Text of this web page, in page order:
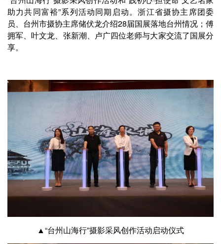
助力共同富裕”系列活动同期启动。浙江省摄协主席团委
员、台州市摄协主席储伏龙介绍28届国展落地台州情况；傅
拥军、叶文龙、张新潮、卢广四位老师与大家交流了国展分
享。
▲“台州山海行”摄影采风创作活动启动仪式